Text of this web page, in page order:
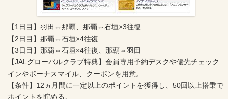
【1日目】羽田⇔那覇、那覇⇔石垣×3往復
【2日目】那覇⇔石垣×4往復
【3日目】那覇⇔石垣×4往復、那覇⇔羽田
【JALグローバルクラブ特典】会員専用予約デスクや優先チェック
インやボーナスマイル、クーポンを用意。
【条件】12ヵ月間に一定以上のポイントを獲得し、50回以上搭乗で
ポイントを貯める。